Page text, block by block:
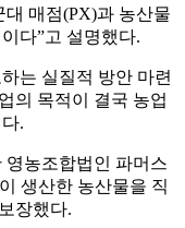
매점(PX)과 농산물
다”고 설명했다.
는 실질적 방안 마련
의 목적이 결국 농업
.
영농조합법인 파머스
생산한 농산물을 직
장했다.